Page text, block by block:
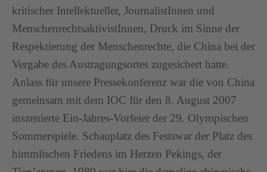
kritischer Intellektueller, JournalistInnen und
MenschenrechtsaktivistInnen, Druck im Sinne der
Respektierung der Menschenrechte, die China bei der
Vergabe des Austragungsortes zugesichert hatte.
Anlass für unsere Pressekonferenz war die von China
gemeinsam mit dem IOC für den 8. August 2007
inszenierte Ein-Jahres-Vorfeier der 29. Olympischen
Sommerspiele. Schauplatz des Festswar der Platz des
himmlischen Friedens im Herzen Pekings, der